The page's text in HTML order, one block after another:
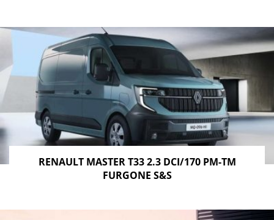
RENAULT MASTER T33 2.3 DCI/170 PM-TM
FURGONE S&S